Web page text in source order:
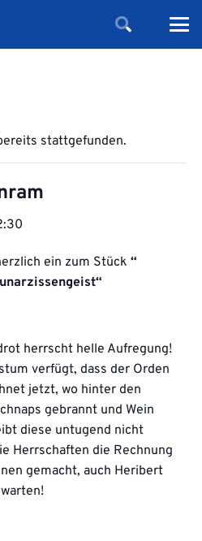
stattgefunden.
ein zum Stück “
herrscht helle Aufregung!
verfügt, dass der Orden
jetzt, wo hinter den
gebrannt und Wein
diese untugend nicht
Herrschaften die Rechnung
gemacht, auch Heribert